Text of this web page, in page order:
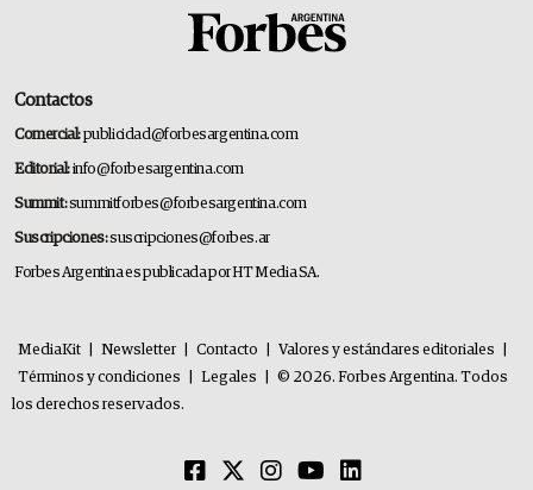
Contactos
Comercial:publicidad@forbesargentina.com
Editorial:info@forbesargentina.com
Summit:summitforbes@forbesargentina.com
Suscripciones:suscripciones@forbes.ar
Forbes Argentina es publicada por HT Media SA.
MediaKit Newsletter Contacto Valores y estándares editoriales
Términos y condiciones
Legales
© 2026. Forbes Argentina. Todos
los derechos reservados.